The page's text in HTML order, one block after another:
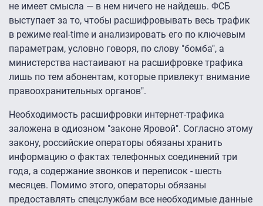
не имеет смысла — в нем ничего не найдешь. ФСБ
выступает за то, чтобы расшифровывать весь трафик
в режиме real-time и анализировать его по ключевым
параметрам, условно говоря, по слову "бомба", а
министерства настаивают на расшифровке трафика
лишь по тем абонентам, которые привлекут внимание
правоохранительных органов".
Необходимость расшифровки интернет-трафика
заложена в одиозном "законе Яровой". Согласно этому
закону, российские операторы обязаны хранить
информацию о фактах телефонных соединений три
года, а содержание звонков и переписок - шесть
месяцев. Помимо этого, операторы обязаны
предоставлять спецслужбам все необходимые данные